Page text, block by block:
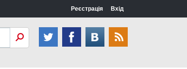
Реєстрація Вхід